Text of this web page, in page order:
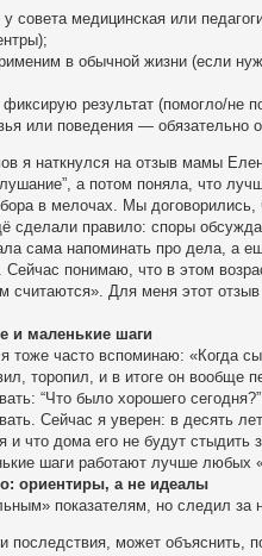
совета медицинская или
в обычной жизни (если
результат (помогло/не
или поведения — обязательно
я наткнулся на отзыв мамы
а потом поняла, что
в мелочах. Мы
сделали правило: споры
сама напоминать про дела, а
Сейчас понимаю, что в этом
считаются». Для меня этот
и маленькие шаги
тоже часто вспоминаю: «Когда
торопил, и в итоге он вообще
“Что было хорошего
Сейчас я уверен: в десять
и что дома его не будут
шаги работают лучше любых
ориентиры, а не идеалы
показателям, но следил
последствия, может объяснить,